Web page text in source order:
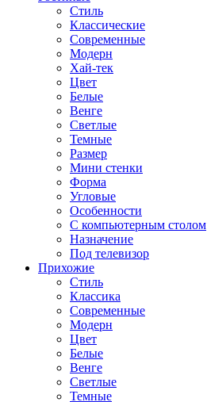
Стиль
Классические
Современные
Модерн
Хай-тек
Цвет
Белые
Венге
Светлые
Темные
Размер
Мини стенки
Форма
Угловые
Особенности
С компьютерным столом
Назначение
Под телевизор
Прихожие
Стиль
Классика
Современные
Модерн
Цвет
Белые
Венге
Светлые
Темные